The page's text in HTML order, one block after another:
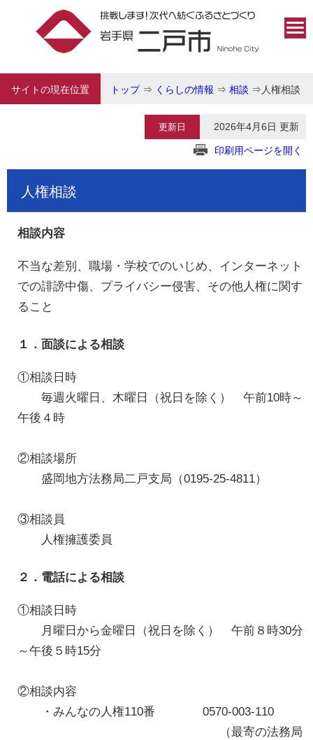
サイトの現在位置 トップ⇒ くらしの情報 ⇒ 相談 ⇒人権相談
更新日 2026年4月6日 更新
印刷用ページを開く
人権相談
相談内容
不当な差別、職場・学校でのいじめ、インターネット
での誹謗中傷、プライバシー侵害、その他人権に関す
ること
１．面談による相談
①相談日時
毎週火曜日、木曜日（祝日を除く） 午前10時～
午後４時
②相談場所
盛岡地方法務局二戸支局（0195-25-4811）
③相談員
人権擁護委員
２．電話による相談
①相談日時
月曜日から金曜日（祝日を除く） 午前８時30分
～午後５時15分
②相談内容
・みんなの人権110番 0570-003-110
（最寄の法務局